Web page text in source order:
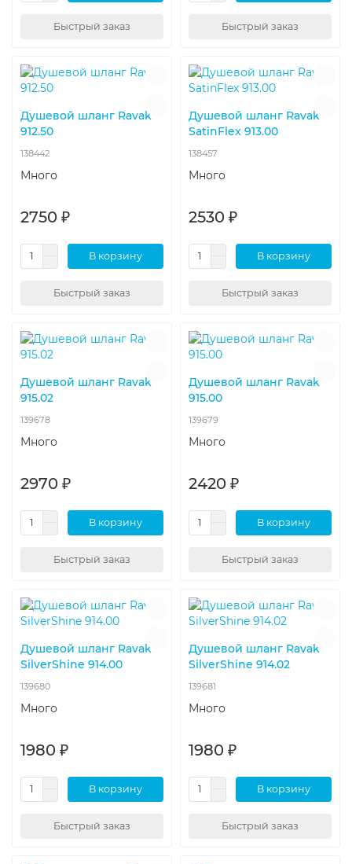
Быстрый заказ Быстрый заказ
Душевой шланг Ravak
912.50
138442
Много
2750 ₽
В корзину
Быстрый заказ
Душевой шланг Ravak
SatinFlex 913.00
138457
Много
2530 ₽
В корзину
Быстрый заказ
Душевой шланг Ravak
915.02
139678
Много
2970 ₽
В корзину
Быстрый заказ
Душевой шланг Ravak
915.00
139679
Много
2420 ₽
В корзину
Быстрый заказ
Душевой шланг Ravak
SilverShine 914.00
139680
Много
1980 ₽
В корзину
Быстрый заказ
Душевой шланг Ravak
SilverShine 914.02
139681
Много
1980 ₽
В корзину
Быстрый заказ